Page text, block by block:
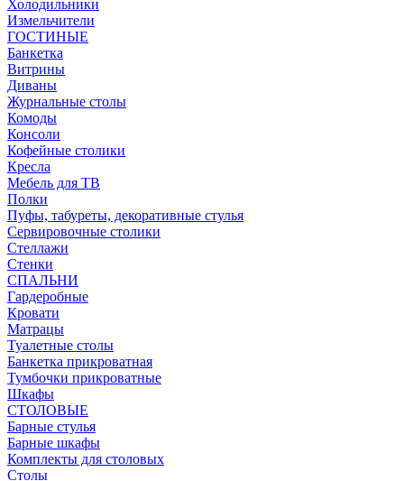
Холодильники
Измельчители
ГОСТИНЫЕ
Банкетка
Витрины
Диваны
Журнальные столы
Комоды
Консоли
Кофейные столики
Кресла
Мебель для ТВ
Полки
Пуфы, табуреты, декоративные стулья
Сервировочные столики
Стеллажи
Стенки
СПАЛЬНИ
Гардеробные
Кровати
Матрацы
Туалетные столы
Банкетка прикроватная
Тумбочки прикроватные
Шкафы
СТОЛОВЫЕ
Барные стулья
Барные шкафы
Комплекты для столовых
Столы